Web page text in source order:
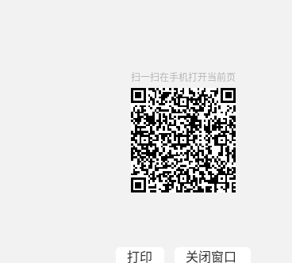
扫一扫在手机打开当前页
打印 关闭窗口